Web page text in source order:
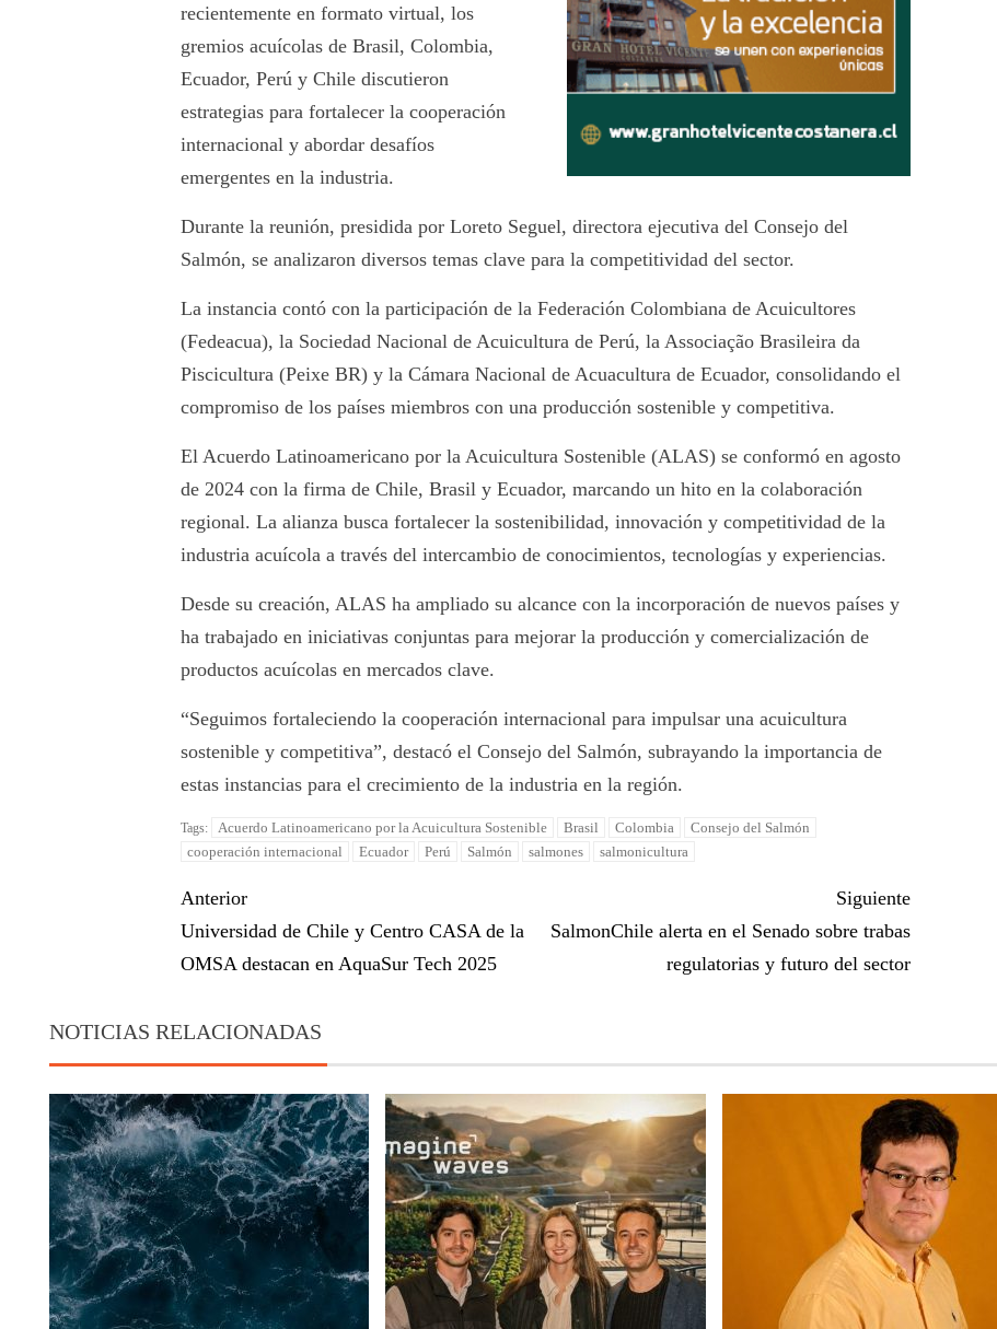
recientemente en formato virtual, los
gremios acuícolas de Brasil, Colombia,
Ecuador, Perú y Chile discutieron
estrategias para fortalecer la cooperación
internacional y abordar desafíos
emergentes en la industria.
Durante la reunión, presidida por Loreto Seguel, directora ejecutiva del Consejo del
Salmón, se analizaron diversos temas clave para la competitividad del sector.
La instancia contó con la participación de la Federación Colombiana de Acuicultores
(Fedeacua), la Sociedad Nacional de Acuicultura de Perú, la Associação Brasileira da
Piscicultura (Peixe BR) y la Cámara Nacional de Acuacultura de Ecuador, consolidando el
compromiso de los países miembros con una producción sostenible y competitiva.
El Acuerdo Latinoamericano por la Acuicultura Sostenible (ALAS) se conformó en agosto
de 2024 con la firma de Chile, Brasil y Ecuador, marcando un hito en la colaboración
regional. La alianza busca fortalecer la sostenibilidad, innovación y competitividad de la
industria acuícola a través del intercambio de conocimientos, tecnologías y experiencias.
Desde su creación, ALAS ha ampliado su alcance con la incorporación de nuevos países y
ha trabajado en iniciativas conjuntas para mejorar la producción y comercialización de
productos acuícolas en mercados clave.
“Seguimos fortaleciendo la cooperación internacional para impulsar una acuicultura
sostenible y competitiva”, destacó el Consejo del Salmón, subrayando la importancia de
estas instancias para el crecimiento de la industria en la región.
Tags: Acuerdo Latinoamericano por la Acuicultura Sostenible Brasil Colombia
Consejo del Salmón
cooperación internacional
Ecuador Perú Salmón salmones salmonicultura
Anterior
Universidad de Chile y Centro CASA de la
OMSA destacan en AquaSur Tech 2025
Siguiente
SalmonChile alerta en el Senado sobre trabas
regulatorias y futuro del sector
NOTICIAS RELACIONADAS